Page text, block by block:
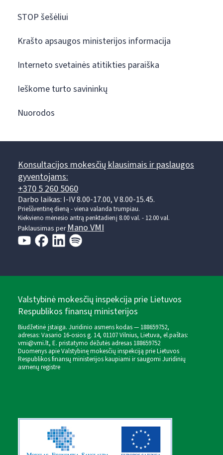
STOP šešėliui
Krašto apsaugos ministerijos informacija
Interneto svetainės atitikties paraiška
Ieškome turto savininkų
Nuorodos
Konsultacijos mokesčių klausimais ir paslaugos
gyventojams:
+370 5 260 5060
Darbo laikas: I-IV 8.00-17.00, V 8.00-15.45.
Prieššventinę dieną - viena valanda trumpiau.
Kiekvieno mėnesio antrą penktadienį 8.00 val. - 12.00 val.
Paklausimas perMano VMI
Valstybinė mokesčių inspekcija prie Lietuvos
Respublikos finansų ministerijos
Biudžetinė įstaiga. Juridinio asmens kodas — 188659752,
adresas: Vasario 16-osios g. 14, 01107 Vilnius, Lietuva, el.paštas:
vmi@vmi.lt, E. pristatymo dėžutės adresas 188659752
Duomenys apie Valstybinę mokesčių inspekciją prie Lietuvos
Respublikos finansų ministerijos kaupiami ir saugomi Juridinių
asmenų registre